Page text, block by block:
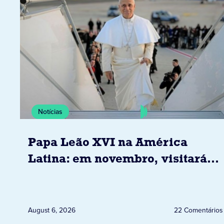
Notícias
Papa Leão XVI na América
Latina: em novembro, visitará
August 6, 2026 22 Comentários